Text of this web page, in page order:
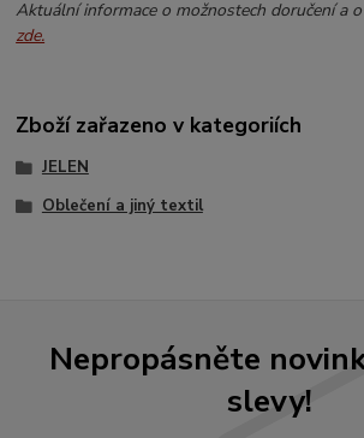
Aktuální informace o možnostech doručení a
zde.
Zboží zařazeno v kategoriích
JELEN
Oblečení a jiný textil
Nepropásněte
slevy!